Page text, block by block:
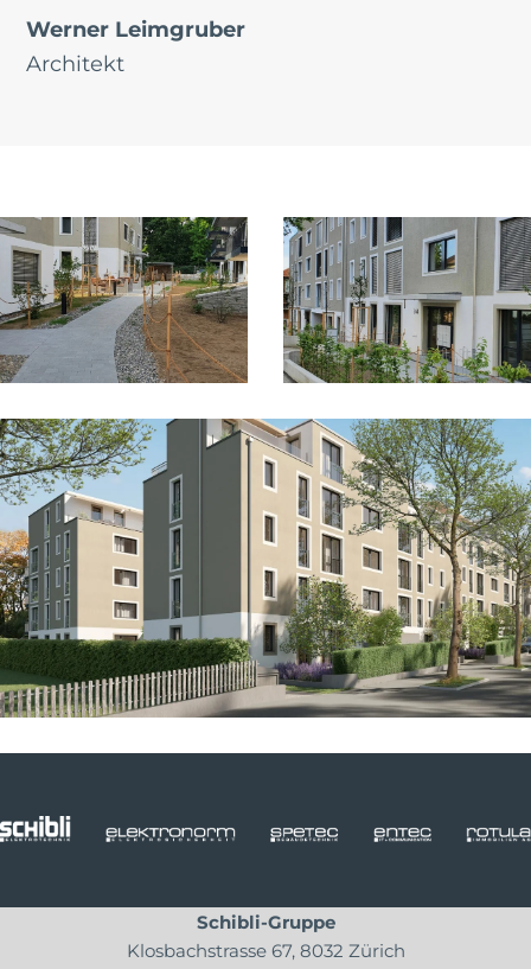
Werner Leimgruber
Architekt
Schibli-Gruppe
Klosbachstrasse 67, 8032 Zürich